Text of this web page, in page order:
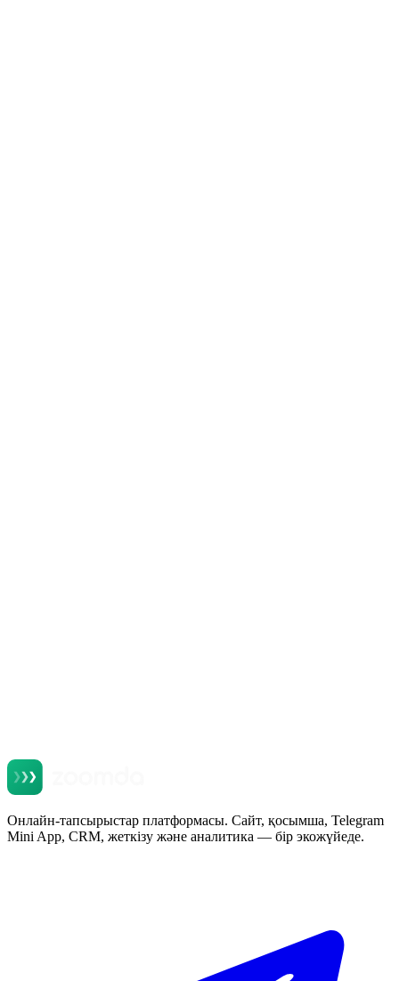
Онлайн-тапсырыстар платформасы. Сайт, қосымша, Telegram
Mini App, CRM, жеткізу және аналитика — бір экожүйеде.